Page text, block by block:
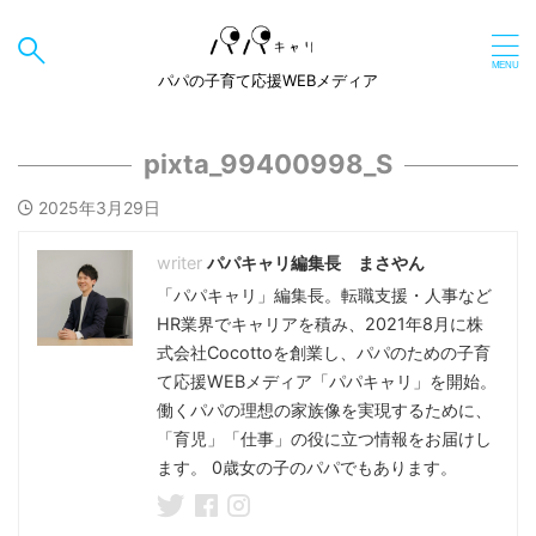
パパの子育て応援WEBメディア
pixta_99400998_S
2025年3月29日
パパキャリ編集長 まさやん
「パパキャリ」編集長。転職支援・人事など
HR業界でキャリアを積み、2021年8月に株
式会社Cocottoを創業し、パパのための子育
て応援WEBメディア「パパキャリ」を開始。
働くパパの理想の家族像を実現するために、
「育児」「仕事」の役に立つ情報をお届けし
ます。 0歳女の子のパパでもあります。